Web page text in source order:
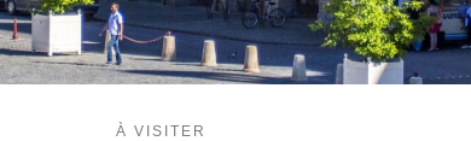
À VISITER